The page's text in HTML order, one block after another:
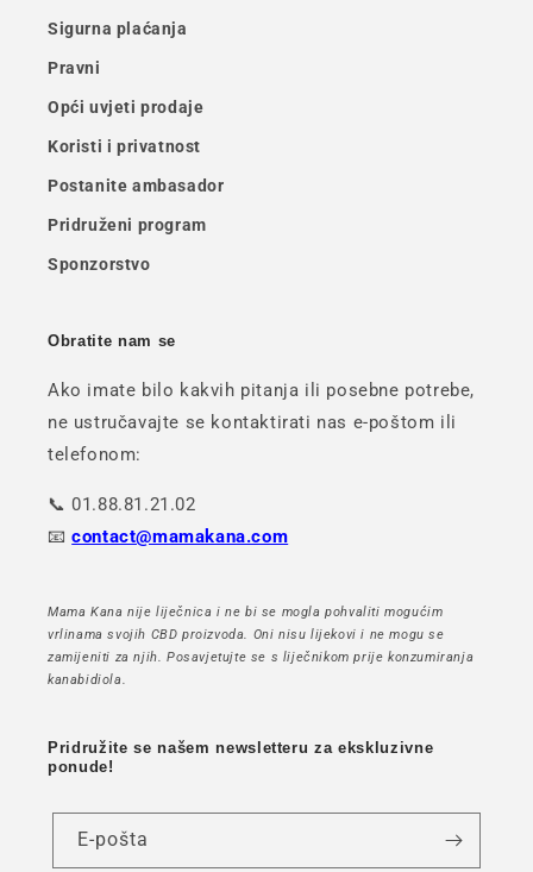
Sigurna plaćanja
Pravni
Opći uvjeti prodaje
Koristi i privatnost
Postanite ambasador
Pridruženi program
Sponzorstvo
Obratite nam se
Ako imate bilo kakvih pitanja ili posebne potrebe,
ne ustručavajte se kontaktirati nas e-poštom ili
telefonom:
📞 01.88.81.21.02
📧contact@mamakana.com
Mama Kana nije liječnica i ne bi se mogla pohvaliti mogućim
vrlinama svojih CBD proizvoda. Oni nisu lijekovi i ne mogu se
zamijeniti za njih. Posavjetujte se s liječnikom prije konzumiranja
kanabidiola.
Pridružite se našem newsletteru za ekskluzivne
ponude!
E-pošta